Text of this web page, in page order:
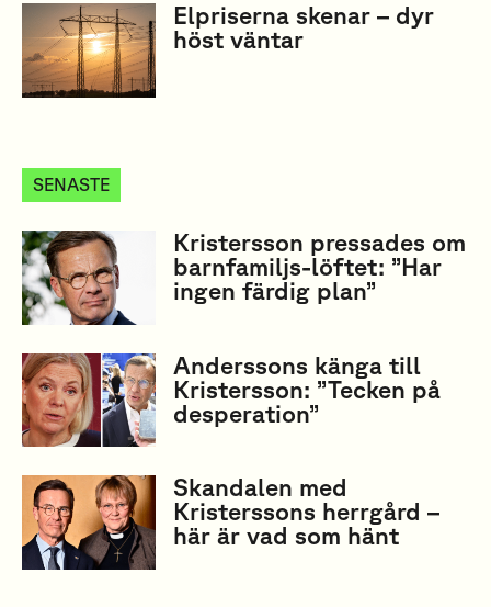
Elpriserna skenar – dyr
höst väntar
SENASTE
Kristersson pressades om
barnfamiljs-löftet: ”Har
ingen färdig plan”
Anderssons känga till
Kristersson: ”Tecken på
desperation”
Skandalen med
Kristerssons herrgård –
här är vad som hänt